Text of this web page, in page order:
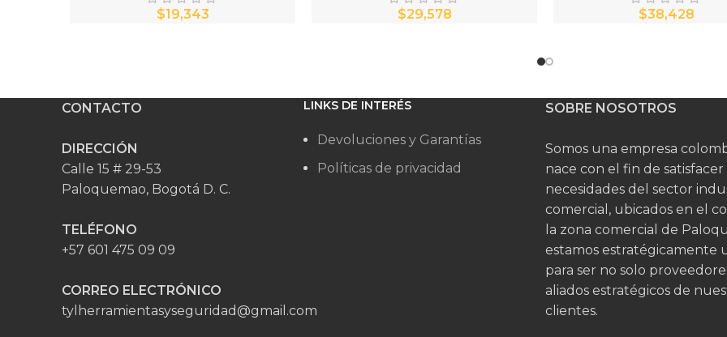
$ $ $
CONTACTO
DIRECCIÓN
Calle 15 # 29-53
Paloquemao, Bogotá D. C.
TELÉFONO
+57 601 475 09 09
CORREO ELECTRÓNICO
tylherramientasyseguridad@gmail.com
LINKS DE INTERÉS
Devoluciones y Garantías
Políticas de privacidad
SOBRE NOSOTROS
Somos una empresa
nace con el fin de satisfacer
necesidades del sector
comercial, ubicados en el
la zona comercial de
estamos estratégicamente
para ser no solo
aliados estratégicos de
clientes.